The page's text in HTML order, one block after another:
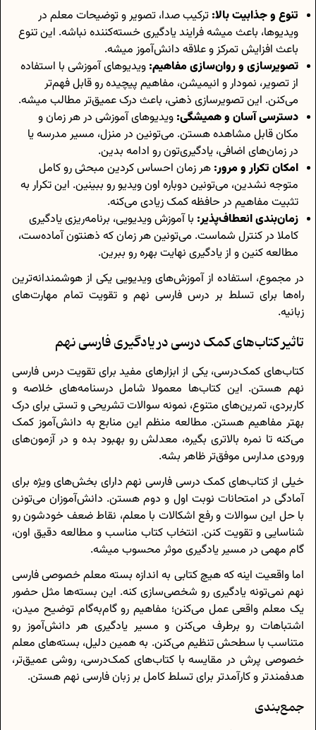
تنوع و جذابیت بالا: ترکیب صدا، تصویر و توضیحات معلم در
ویدیوها، باعث میشه فرایند یادگیری خسته‌کننده نباشه. این تنوع
باعث افزایش تمرکز و علاقه دانش‌آموز میشه.
تصویرسازی و روان‌سازی مفاهیم: ویدیوهای آموزشی با استفاده
از تصویر، نمودار و انیمیشن، مفاهیم پیچیده رو قابل فهم‌تر
می‌کنن. این تصویرسازی ذهنی، باعث درک عمیق‌تر مطالب میشه.
دسترسی آسان و همیشگی: ویدیوهای آموزشی در هر زمان و
مکان قابل مشاهده هستن. می‌تونین در منزل، مسیر مدرسه یا
در زمان‌های اضافی، یادگیری‌تون رو ادامه بدین.
امکان تکرار و مرور: هر زمان احساس کردین مبحثی رو کامل
متوجه نشدین، می‌تونین دوباره اون ویدیو رو ببینین. این تکرار به
تثبیت مفاهیم در حافظه کمک زیادی می‌کنه.
زمان‌بندی انعطاف‌پذیر: با آموزش ویدیویی، برنامه‌ریزی یادگیری
کاملا در کنترل شماست. می‌تونین هر زمان که ذهنتون آماده‌ست،
مطالعه کنین و از یادگیری نهایت بهره رو ببرین.
در مجموع، استفاده از آموزش‌های ویدیویی یکی از هوشمندانه‌ترین
راه‌ها برای تسلط بر درس فارسی نهم و تقویت تمام مهارت‌های
زبانیه.
تاثیر کتاب‌های کمک درسی در یادگیری فارسی نهم
کتاب‌های کمک‌درسی، یکی از ابزارهای مفید برای تقویت درس فارسی
نهم هستن. این کتاب‌ها معمولا شامل درسنامه‌های خلاصه و
کاربردی، تمرین‌های متنوع، نمونه سوالات تشریحی و تستی برای درک
بهتر مفاهیم هستن. مطالعه منظم این منابع به دانش‌آموز کمک
می‌کنه تا نمره بالاتری بگیره، معدلش رو بهبود بده و در آزمون‌های
ورودی مدارس موفق‌تر ظاهر بشه.
خیلی از کتاب‌های کمک درسی فارسی نهم دارای بخش‌های ویژه برای
آمادگی در امتحانات نوبت اول و دوم هستن. دانش‌آموزان می‌تونن
با حل این سوالات و رفع اشکالات با معلم، نقاط ضعف خودشون رو
شناسایی و تقویت کنن. انتخاب کتاب مناسب و مطالعه دقیق اون،
گام مهمی در مسیر یادگیری موثر محسوب میشه.
اما واقعیت اینه که هیچ کتابی به اندازه بسته معلم خصوصی فارسی
نهم نمی‌تونه یادگیری رو شخصی‌سازی کنه. این بسته‌ها مثل حضور
یک معلم واقعی عمل می‌کنن؛ مفاهیم رو گام‌به‌گام توضیح میدن،
اشتباهات رو برطرف می‌کنن و مسیر یادگیری هر دانش‌آموز رو
متناسب با سطحش تنظیم می‌کنن. به همین دلیل، بسته‌های معلم
خصوصی پرش در مقایسه با کتاب‌های کمک‌درسی، روشی عمیق‌تر،
هدفمندتر و کارآمدتر برای تسلط کامل بر زبان فارسی نهم هستن.
جمع‌بندی